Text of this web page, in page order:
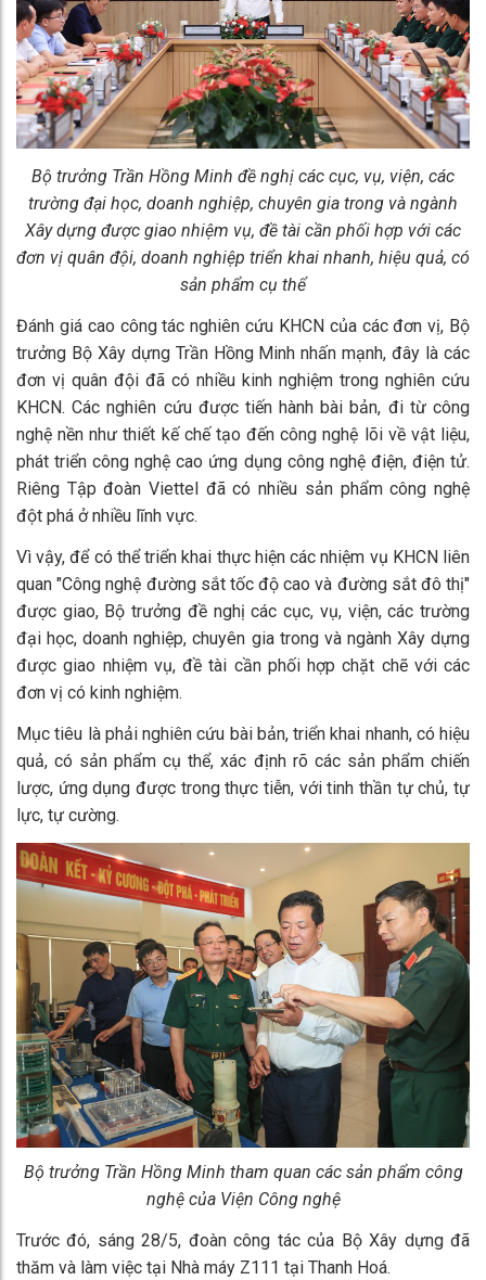
Bộ trưởng Trần Hồng Minh đề nghị các cục, vụ, viện, các
trường đại học, doanh nghiệp, chuyên gia trong và ngành
Xây dựng được giao nhiệm vụ, đề tài cần phối hợp với các
đơn vị quân đội, doanh nghiệp triển khai nhanh, hiệu quả, có
sản phẩm cụ thể
Đánh giá cao công tác nghiên cứu KHCN của các đơn vị, Bộ
trưởng Bộ Xây dựng Trần Hồng Minh nhấn mạnh, đây là các
đơn vị quân đội đã có nhiều kinh nghiệm trong nghiên cứu
KHCN. Các nghiên cứu được tiến hành bài bản, đi từ công
nghệ nền như thiết kế chế tạo đến công nghệ lõi về vật liệu,
phát triển công nghệ cao ứng dụng công nghệ điện, điện tử.
Riêng Tập đoàn Viettel đã có nhiều sản phẩm công nghệ
đột phá ở nhiều lĩnh vực.
Vì vậy, để có thể triển khai thực hiện các nhiệm vụ KHCN liên
quan "Công nghệ đường sắt tốc độ cao và đường sắt đô thị"
được giao, Bộ trưởng đề nghị các cục, vụ, viện, các trường
đại học, doanh nghiệp, chuyên gia trong và ngành Xây dựng
được giao nhiệm vụ, đề tài cần phối hợp chặt chẽ với các
đơn vị có kinh nghiệm.
Mục tiêu là phải nghiên cứu bài bản, triển khai nhanh, có hiệu
quả, có sản phẩm cụ thể, xác định rõ các sản phẩm chiến
lược, ứng dụng được trong thực tiễn, với tinh thần tự chủ, tự
lực, tự cường.
Bộ trưởng Trần Hồng Minh tham quan các sản phẩm công
nghệ của Viện Công nghệ
Trước đó, sáng 28/5, đoàn công tác của Bộ Xây dựng đã
thăm và làm việc tại Nhà máy Z111 tại Thanh Hoá.